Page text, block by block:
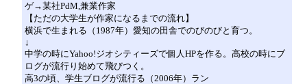
ゲ→某社PdM,兼業作家
【ただの大学生が作家になるまでの流れ】
横浜で生まれる（1987年）愛知の田舎でのびのびと育つ。
↓
中学の時にYahoo!ジオシティーズで個人HPを作る。高校の時にブ
ログが流行り始めて飛びつく。
高3の頃、学生ブログが流行る（2006年）ラン